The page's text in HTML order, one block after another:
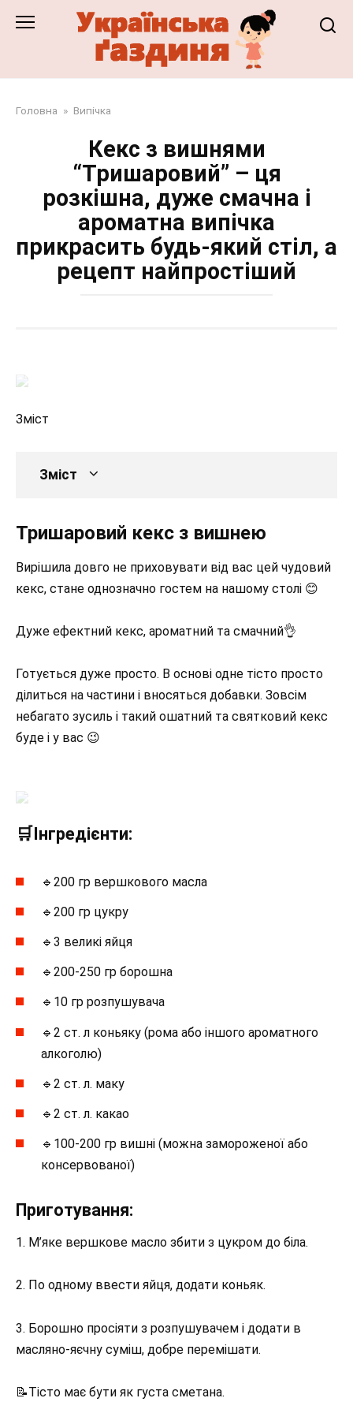
Головна » Випічка
Кекс з вишнями
“Тришаровий” – ця
розкішна, дуже смачна і
ароматна випічка
прикрасить будь-який стіл, а
рецепт найпростіший
Зміст
Зміст
Тришаровий кекс з вишнею
Вирішила довго не приховувати від вас цей чудовий
кекс, стане однозначно гостем на нашому столі 😊
Дуже ефектний кекс, ароматний та смачний👌
Готується дуже просто. В основі одне тісто просто
ділиться на частини і вносяться добавки. Зовсім
небагато зусиль і такий ошатний та святковий кекс
буде і у вас 😉
🛒Інгредієнти:
🔹200 гр вершкового масла
🔹200 гр цукру
🔹3 великі яйця
🔹200-250 гр борошна
🔹10 гр розпушувача
🔹2 ст. л коньяку (рома або іншого ароматного
алкоголю)
🔹2 ст. л. маку
🔹2 ст. л. какао
🔹100-200 гр вишні (можна замороженої або
консервованої)
Приготування:
1. М’яке вершкове масло збити з цукром до біла.
2. По одному ввести яйця, додати коньяк.
3. Борошно просіяти з розпушувачем і додати в
масляно-яєчну суміш, добре перемішати.
📝Тісто має бути як густа сметана.